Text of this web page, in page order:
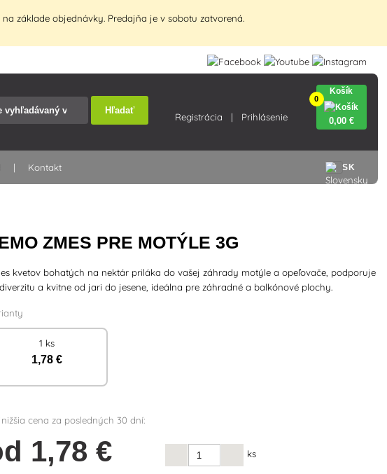
základe objednávky. Predajňa je v sobotu zatvorená.
Hľadať
Registrácia Prihlásenie
0
Košík
0,00 €
SK
Kontakt
ZMES PRE MOTÝLE 3G
kvetov bohatých na nektár priláka do vašej záhrady motýle a opeľovače, podporuje
a kvitne od jari do jesene, ideálna pre záhradné a balkónové plochy.
1 ks
1,78 €
cena za posledných 30 dní:
1,78 € ks